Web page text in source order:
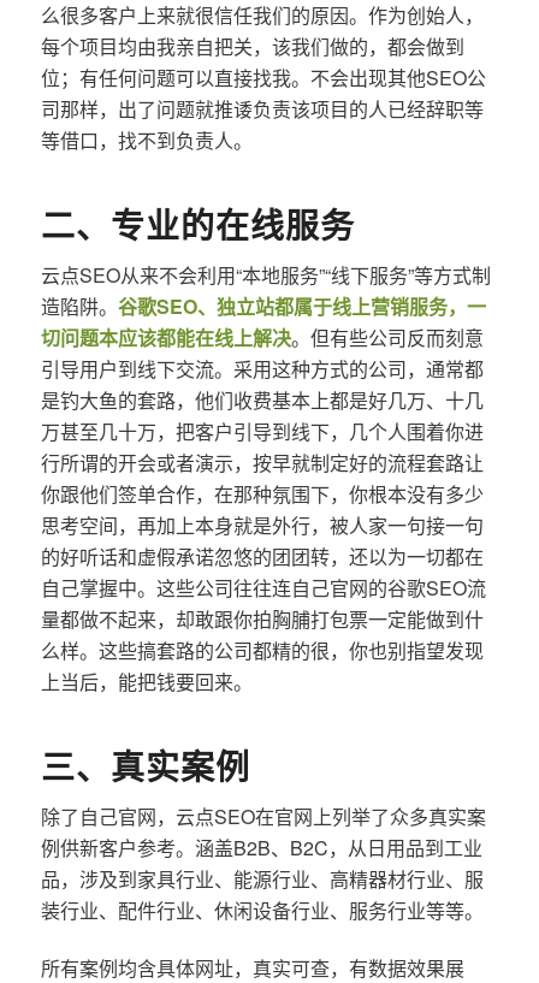
么很多客户上来就很信任我们的原因。作为创始人，
每个项目均由我亲自把关，该我们做的，都会做到
位；有任何问题可以直接找我。不会出现其他SEO公
司那样，出了问题就推诿负责该项目的人已经辞职等
等借口，找不到负责人。
二、专业的在线服务
云点SEO从来不会利用“本地服务”“线下服务”等方式制
造陷阱。 谷歌SEO、独立站都属于线上营销服务，一
切问题本应该都能在线上解决。但有些公司反而刻意
引导用户到线下交流。采用这种方式的公司，通常都
是钓大鱼的套路，他们收费基本上都是好几万、十几
万甚至几十万，把客户引导到线下，几个人围着你进
行所谓的开会或者演示，按早就制定好的流程套路让
你跟他们签单合作，在那种氛围下，你根本没有多少
思考空间，再加上本身就是外行，被人家一句接一句
的好听话和虚假承诺忽悠的团团转，还以为一切都在
自己掌握中。这些公司往往连自己官网的谷歌SEO流
量都做不起来，却敢跟你拍胸脯打包票一定能做到什
么样。这些搞套路的公司都精的很，你也别指望发现
上当后，能把钱要回来。
三、真实案例
除了自己官网，云点SEO在官网上列举了众多真实案
例供新客户参考。涵盖B2B、B2C，从日用品到工业
品，涉及到家具行业、能源行业、高精器材行业、服
装行业、配件行业、休闲设备行业、服务行业等等。
所有案例均含具体网址，真实可查，有数据效果展